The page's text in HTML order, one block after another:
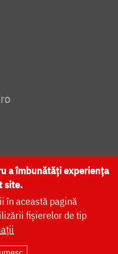
NAȚIONALĂ
a îmbunătăți experiența
site.
în această pagină
fișierelor de tip